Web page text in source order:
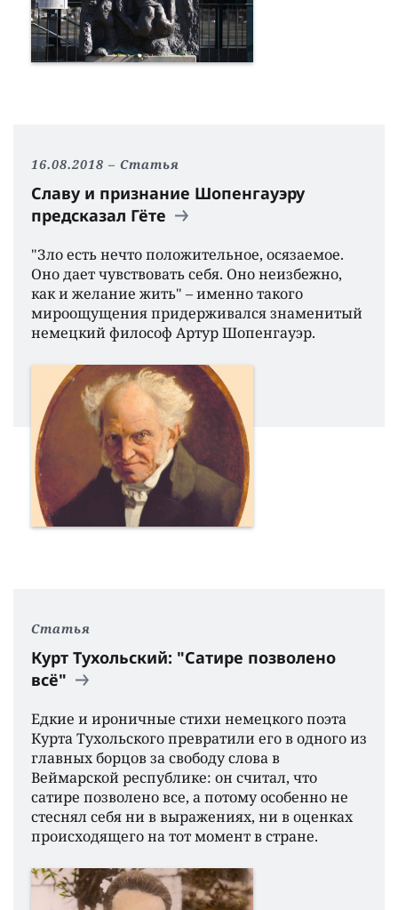
16.08.2018 Статья
Cлаву и признание Шопенгауэру
предсказал Гёте
"Зло есть нечто положительное, осязаемое.
Оно дает чувствовать себя. Оно неизбежно,
как и желание жить" – именно такого
мироощущения придерживался знаменитый
немецкий философ Артур Шопенгауэр.
Статья
Курт Тухольский: "Сатире позволено
всё"
Едкие и ироничные стихи немецкого поэта
Курта Тухольского превратили его в одного из
главных борцов за свободу слова в
Веймарской республике: он считал, что
сатире позволено все, а потому особенно не
стеснял себя ни в выражениях, ни в оценках
происходящего на тот момент в стране.